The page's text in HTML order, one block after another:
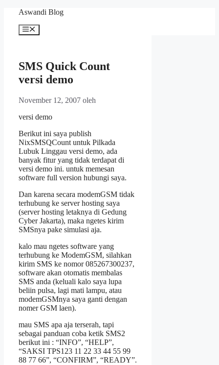
Langsung
Aswandi Blog
Menu
SMS Quick Count
versi demo
November 12, 2007 oleh
versi demo
Berikut ini saya publish
NixSMSQCount untuk Pilkada
Lubuk Linggau versi demo, ada
banyak fitur yang tidak terdapat di
versi demo ini. untuk memesan
software full version hubungi saya.
Dan karena secara modemGSM tidak
terhubung ke server hosting saya
(server hosting letaknya di Gedung
Cyber Jakarta), maka ngetes kirim
SMSnya pake simulasi aja.
kalo mau ngetes software yang
terhubung ke ModemGSM, silahkan
kirim SMS ke nomor 085267300237,
software akan otomatis membalas
SMS anda (keluali kalo saya lupa
beliin pulsa, lagi mati lampu, atau
modemGSMnya saya ganti dengan
nomer GSM laen).
mau SMS apa aja terserah, tapi
sebagai panduan coba ketik SMS2
berikut ini : “INFO”, “HELP”,
“SAKSI TPS123 11 22 33 44 55 99
88 77 66”, “CONFIRM”, “READY”.